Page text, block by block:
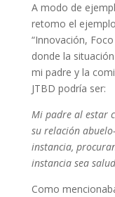
A modo de
retomo el
“Innovación,
donde la
mi padre y la
JTBD podría ser:
Mi padre al estar
su relación
instancia,
instancia sea
Como